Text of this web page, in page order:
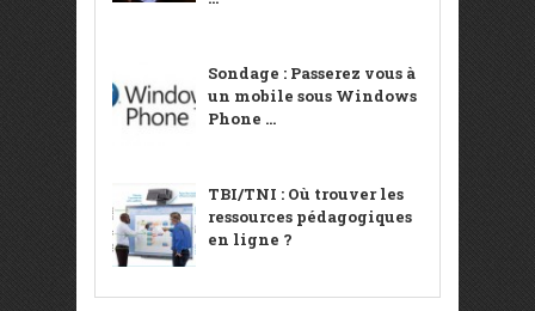
Sondage : Passerez vous à
un mobile sous Windows
Phone ...
TBI/TNI : Où trouver les
ressources pédagogiques
en ligne ?